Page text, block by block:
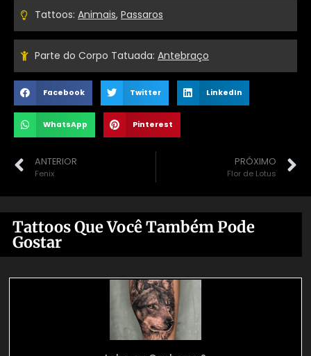
Tattoos: Animais, Passaros
Parte do Corpo Tatuada: Antebraço
Facebook Twitter LinkedIn
WhatsApp Pinterest
ANTERIOR
Fenix
PRÓXIMO
Flor de Lotus
Tattoos Que Você Também Pode
Gostar